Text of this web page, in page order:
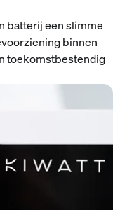
batterij een slimme
binnen
toekomstbestendig